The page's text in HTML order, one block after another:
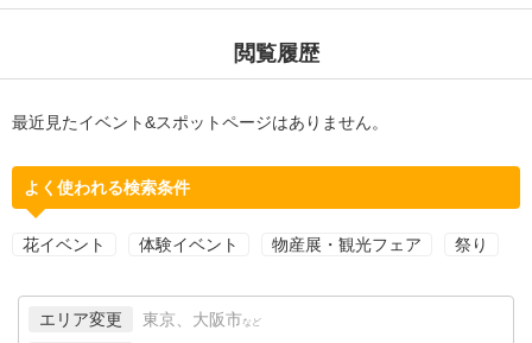
閲覧履歴
最近見たイベント&スポットページはありません。
よく使われる検索条件
花イベント 体験イベント 物産展・観光フェア 祭り
エリア変更 東京、大阪市 など